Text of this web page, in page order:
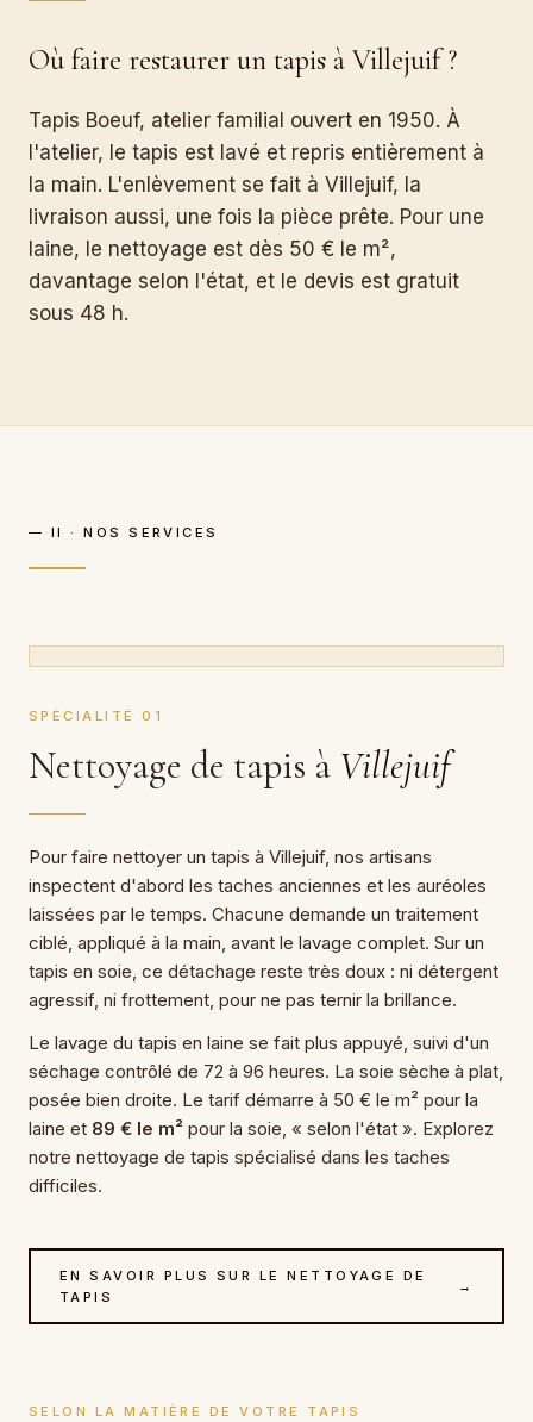
Où faire restaurer un tapis à Villejuif ?
Tapis Boeuf, atelier familial ouvert en 1950. À
l'atelier, le tapis est lavé et repris entièrement à
la main. L'enlèvement se fait à Villejuif, la
livraison aussi, une fois la pièce prête. Pour une
laine, le nettoyage est dès 50 € le m²,
davantage selon l'état, et le devis est gratuit
sous 48 h.
— II · NOS SERVICES
SPÉCIALITÉ 01
Nettoyage de tapis à Villejuif
Pour faire nettoyer un tapis à Villejuif, nos artisans
inspectent d'abord les taches anciennes et les auréoles
laissées par le temps. Chacune demande un traitement
ciblé, appliqué à la main, avant le lavage complet. Sur un
tapis en soie, ce détachage reste très doux : ni détergent
agressif, ni frottement, pour ne pas ternir la brillance.
Le lavage du tapis en laine se fait plus appuyé, suivi d'un
séchage contrôlé de 72 à 96 heures. La soie sèche à plat,
posée bien droite. Le tarif démarre à 50 € le m² pour la
laine et 89 € le m² pour la soie, « selon l'état ». Explorez
notre nettoyage de tapis spécialisé dans les taches
difficiles.
EN SAVOIR PLUS SUR LE NETTOYAGE DE
TAPIS
→
SELON LA MATIÈRE DE VOTRE TAPIS